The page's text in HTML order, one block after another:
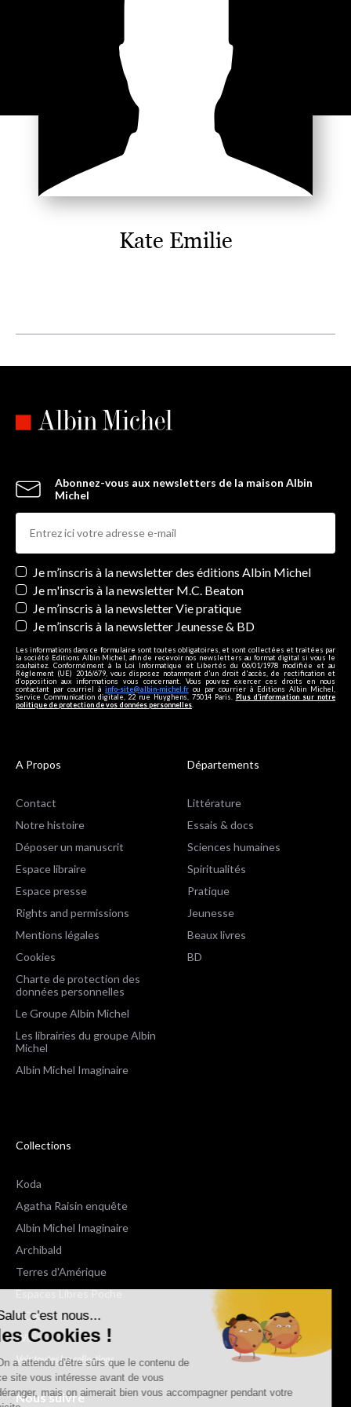
Salut c'est nous...
les Cookies !
On a attendu d'être sûrs que le contenu de
ce site vous intéresse avant de vous
déranger, mais on aimerait bien vous accompagner pendant votre
Kate Emilie
Abonnez-vous aux newsletters de la maison Albin
Michel
Newsletters
Je m’inscris à la newsletter des éditions Albin Michel
Je m'inscris à la newsletter M.C. Beaton
Je m’inscris à la newsletter Vie pratique
Je m’inscris à la newsletter Jeunesse & BD
Les informations dans ce formulaire sont toutes obligatoires, et sont collectées et traitées par
la société Editions Albin Michel, afin de recevoir nos newsletters au format digital si vous le
souhaitez. Conformément à la Loi Informatique et Libertés du 06/01/1978 modifiée et au
Règlement (UE) 2016/679, vous disposez notamment d'un droit d'accès, de rectification et
d’opposition aux informations vous concernant. Vous pouvez exercer ces droits en nous
contactant par courriel à info-site@albin-michel.fr ou par courrier à Editions Albin Michel,
Service Communication digitale, 22 rue Huyghens, 75014 Paris. Plus d’information sur notre
politique de protection de vos données personnelles
A Propos
Contact
Notre histoire
Déposer un manuscrit
Espace libraire
Espace presse
Rights and permissions
Mentions légales
Cookies
Charte de protection des
données personnelles
Le Groupe Albin Michel
Les librairies du groupe Albin
Michel
Albin Michel Imaginaire
Départements
Littérature
Essais & docs
Sciences humaines
Spiritualités
Pratique
Jeunesse
Beaux livres
BD
Collections
Koda
Agatha Raisin enquête
Albin Michel Imaginaire
Archibald
Terres d'Amérique
Espaces Libres Poche
NOX
Wiz
Voir toutes les collections
Nous suivre